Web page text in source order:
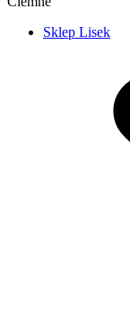
Sklep Lisek